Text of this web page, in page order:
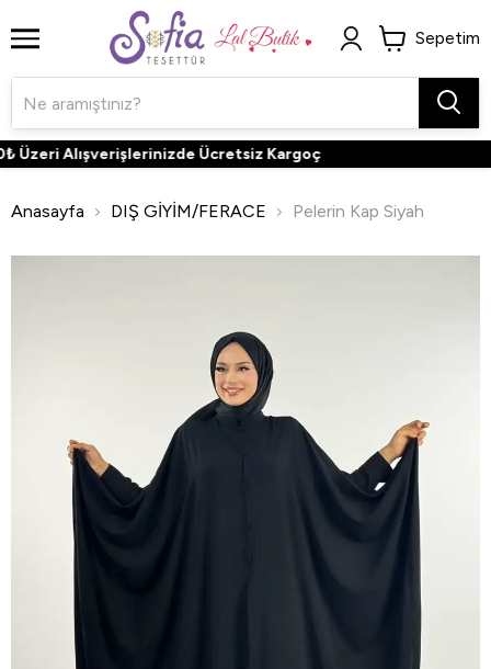
Sepetim
Alışverişlerinizde Ücretsiz Kargoç
Anasayfa DIŞ GİYİM/FERACE Pelerin Kap Siyah